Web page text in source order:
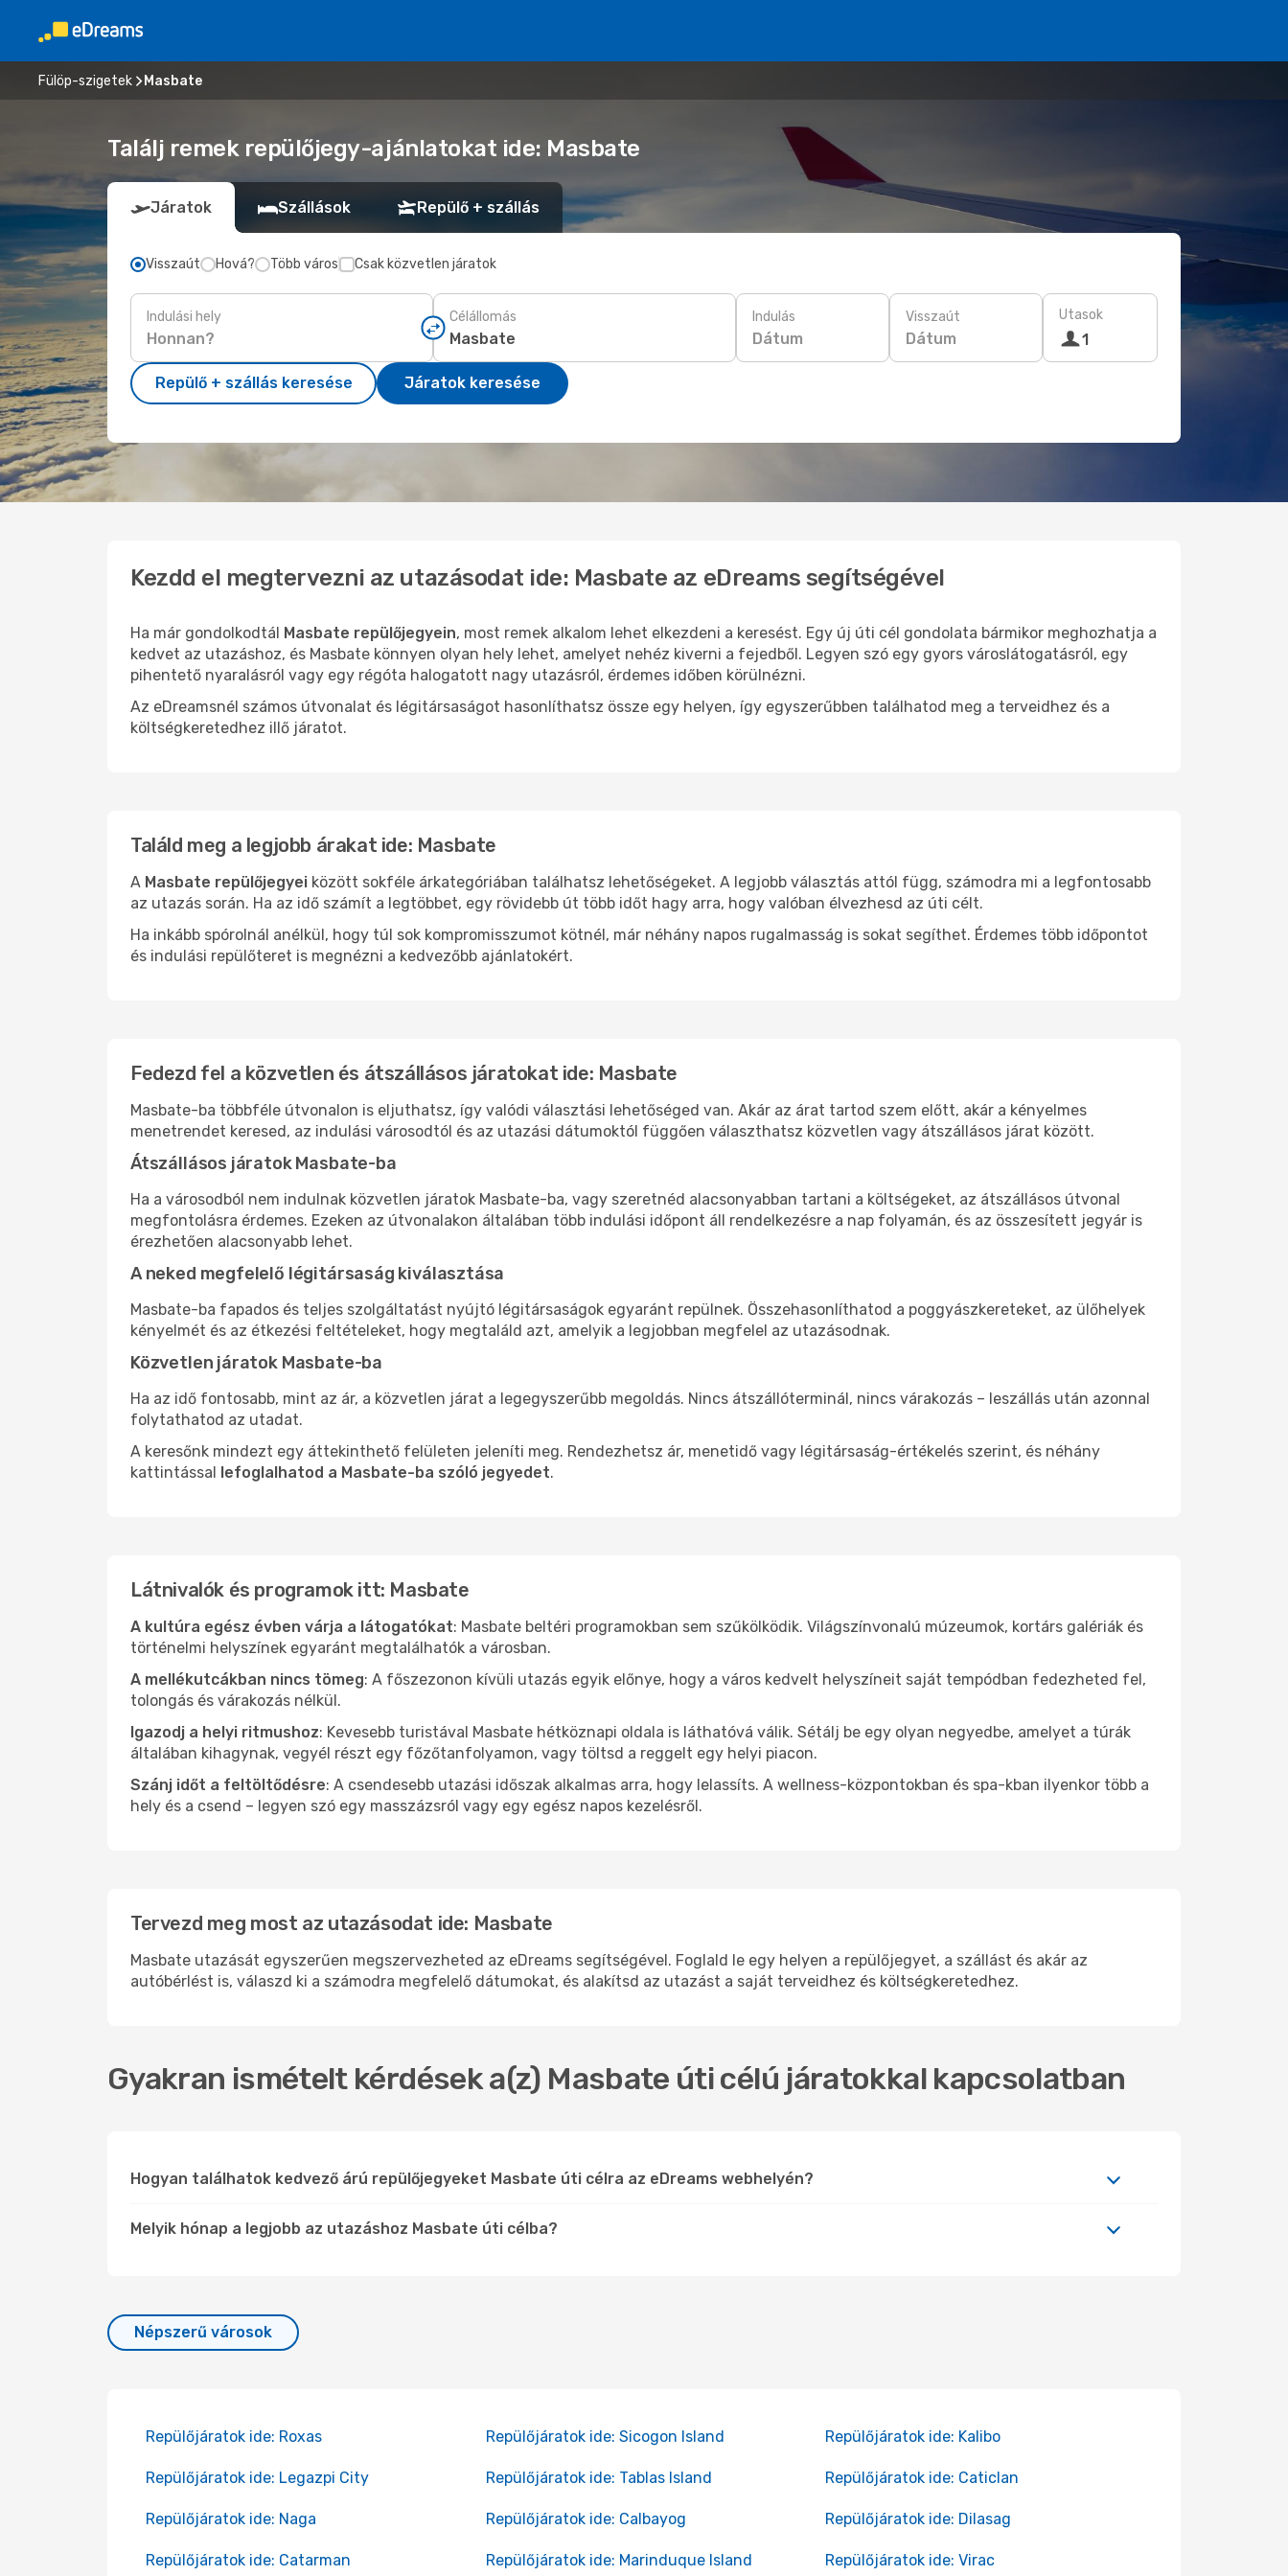
Fülöp-szigetek Masbate
Találj remek repülőjegy-ajánlatokat ide: Masbate
Járatok Szállások Repülő + szállás
Visszaút Hová? Több város Csak közvetlen járatok
Indulási hely Célállomás Indulás
Dátum
Visszaút
Dátum
Utasok
1
Repülő + szállás keresése Járatok keresése
Kezdd el megtervezni az utazásodat ide: Masbate az eDreams segítségével
Ha már gondolkodtál Masbate repülőjegyein, most remek alkalom lehet elkezdeni a keresést. Egy új úti cél gondolata bármikor meghozhatja a
kedvet az utazáshoz, és Masbate könnyen olyan hely lehet, amelyet nehéz kiverni a fejedből. Legyen szó egy gyors városlátogatásról, egy
pihentető nyaralásról vagy egy régóta halogatott nagy utazásról, érdemes időben körülnézni.
Az eDreamsnél számos útvonalat és légitársaságot hasonlíthatsz össze egy helyen, így egyszerűbben találhatod meg a terveidhez és a
költségkeretedhez illő járatot.
Találd meg a legjobb árakat ide: Masbate
A Masbate repülőjegyei között sokféle árkategóriában találhatsz lehetőségeket. A legjobb választás attól függ, számodra mi a legfontosabb
az utazás során. Ha az idő számít a legtöbbet, egy rövidebb út több időt hagy arra, hogy valóban élvezhesd az úti célt.
Ha inkább spórolnál anélkül, hogy túl sok kompromisszumot kötnél, már néhány napos rugalmasság is sokat segíthet. Érdemes több időpontot
és indulási repülőteret is megnézni a kedvezőbb ajánlatokért.
Fedezd fel a közvetlen és átszállásos járatokat ide: Masbate
Masbate-ba többféle útvonalon is eljuthatsz, így valódi választási lehetőséged van. Akár az árat tartod szem előtt, akár a kényelmes
menetrendet keresed, az indulási városodtól és az utazási dátumoktól függően választhatsz közvetlen vagy átszállásos járat között.
Átszállásos járatok Masbate-ba
Ha a városodból nem indulnak közvetlen járatok Masbate-ba, vagy szeretnéd alacsonyabban tartani a költségeket, az átszállásos útvonal
megfontolásra érdemes. Ezeken az útvonalakon általában több indulási időpont áll rendelkezésre a nap folyamán, és az összesített jegyár is
érezhetően alacsonyabb lehet.
A neked megfelelő légitársaság kiválasztása
Masbate-ba fapados és teljes szolgáltatást nyújtó légitársaságok egyaránt repülnek. Összehasonlíthatod a poggyászkereteket, az ülőhelyek
kényelmét és az étkezési feltételeket, hogy megtaláld azt, amelyik a legjobban megfelel az utazásodnak.
Közvetlen járatok Masbate-ba
Ha az idő fontosabb, mint az ár, a közvetlen járat a legegyszerűbb megoldás. Nincs átszállóterminál, nincs várakozás – leszállás után azonnal
folytathatod az utadat.
A keresőnk mindezt egy áttekinthető felületen jeleníti meg. Rendezhetsz ár, menetidő vagy légitársaság-értékelés szerint, és néhány
kattintással lefoglalhatod a Masbate-ba szóló jegyedet.
Látnivalók és programok itt: Masbate
A kultúra egész évben várja a látogatókat: Masbate beltéri programokban sem szűkölködik. Világszínvonalú múzeumok, kortárs galériák és
történelmi helyszínek egyaránt megtalálhatók a városban.
A mellékutcákban nincs tömeg: A főszezonon kívüli utazás egyik előnye, hogy a város kedvelt helyszíneit saját tempódban fedezheted fel,
tolongás és várakozás nélkül.
Igazodj a helyi ritmushoz: Kevesebb turistával Masbate hétköznapi oldala is láthatóvá válik. Sétálj be egy olyan negyedbe, amelyet a túrák
általában kihagynak, vegyél részt egy főzőtanfolyamon, vagy töltsd a reggelt egy helyi piacon.
Szánj időt a feltöltődésre: A csendesebb utazási időszak alkalmas arra, hogy lelassíts. A wellness-központokban és spa-kban ilyenkor több a
hely és a csend – legyen szó egy masszázsról vagy egy egész napos kezelésről.
Tervezd meg most az utazásodat ide: Masbate
Masbate utazását egyszerűen megszervezheted az eDreams segítségével. Foglald le egy helyen a repülőjegyet, a szállást és akár az
autóbérlést is, válaszd ki a számodra megfelelő dátumokat, és alakítsd az utazást a saját terveidhez és költségkeretedhez.
Gyakran ismételt kérdések a(z) Masbate úti célú járatokkal kapcsolatban
Hogyan találhatok kedvező árú repülőjegyeket Masbate úti célra az eDreams webhelyén?
Melyik hónap a legjobb az utazáshoz Masbate úti célba?
Népszerű városok
Repülőjáratok ide: Roxas Repülőjáratok ide: Sicogon Island Repülőjáratok ide: Kalibo
Repülőjáratok ide: Legazpi City Repülőjáratok ide: Tablas Island Repülőjáratok ide: Caticlan
Repülőjáratok ide: Naga Repülőjáratok ide: Calbayog Repülőjáratok ide: Dilasag
Repülőjáratok ide: Catarman Repülőjáratok ide: Marinduque Island Repülőjáratok ide: Virac